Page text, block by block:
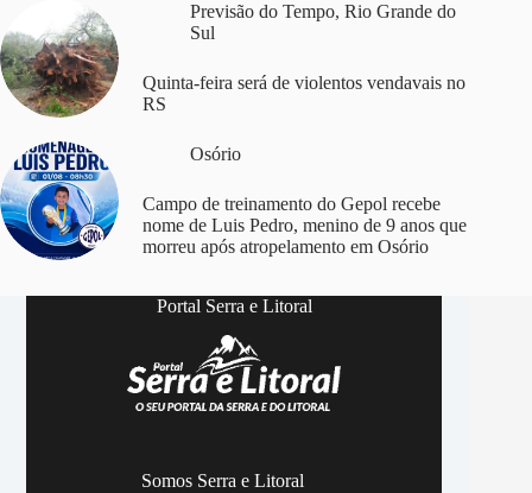
Previsão do Tempo, Rio Grande do
Sul
Quinta-feira será de violentos vendavais no
RS
Osório
Campo de treinamento do Gepol recebe
nome de Luis Pedro, menino de 9 anos que
morreu após atropelamento em Osório
Portal Serra e Litoral
Somos Serra e Litoral